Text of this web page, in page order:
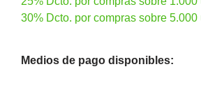
30% Dcto. por compras sobre 5.000
Medios de pago disponibles: